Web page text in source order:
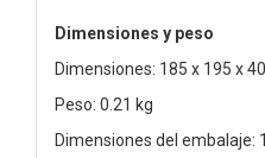
Dimensiones y peso
Dimensiones: 185 x 195 x
Peso: 0.21 kg
Dimensiones del embalaje: